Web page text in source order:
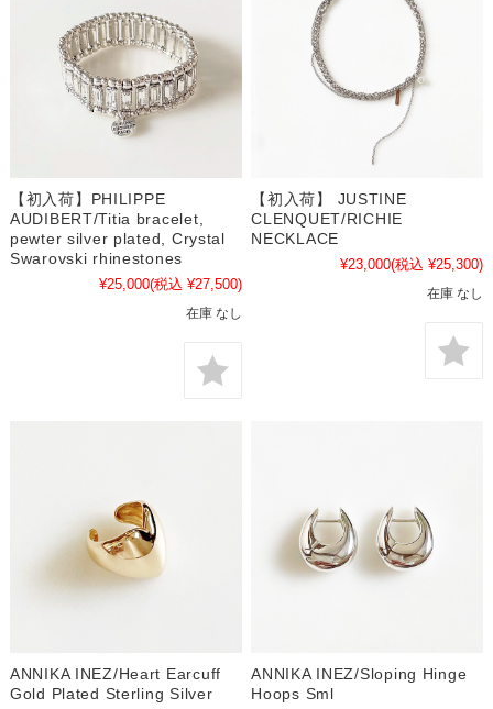
【初入荷】PHILIPPE
AUDIBERT/Titia bracelet,
pewter silver plated, Crystal
Swarovski rhinestones
¥25,000(税込 ¥27,500)
在庫 なし
【初入荷】 JUSTINE
CLENQUET/RICHIE
NECKLACE
¥23,000(税込 ¥25,300)
在庫 なし
ANNIKA INEZ/Heart Earcuff
Gold Plated Sterling Silver
ANNIKA INEZ/Sloping Hinge
Hoops Sml